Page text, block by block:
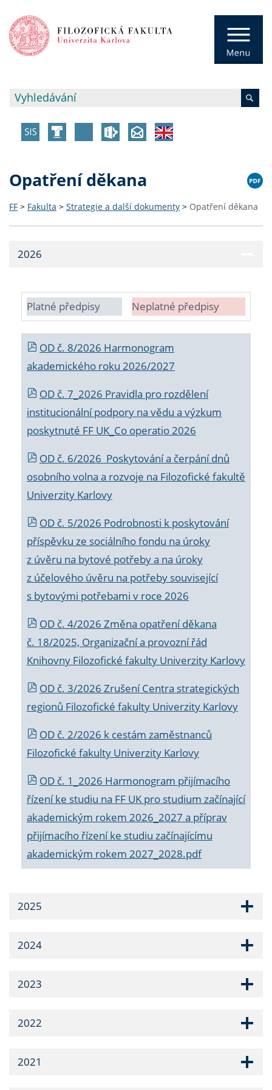
Opatření děkana
FF > Fakulta > Strategie a další dokumenty > Opatření děkana
2026
Platné předpisy Neplatné předpisy
OD č. 8/2026 Harmonogram
akademického roku 2026/2027
OD č. 7_2026 Pravidla pro rozdělení
institucionální podpory na vědu a výzkum
poskytnuté FF UK_Co operatio 2026
OD č. 6/2026 Poskytování a čerpání dnů
osobního volna a rozvoje na Filozofické fakultě
Univerzity Karlovy
OD č. 5/2026 Podrobnosti k poskytování
příspěvku ze sociálního fondu na úroky
z úvěru na bytové potřeby a na úroky
z účelového úvěru na potřeby související
s bytovými potřebami v roce 2026
OD č. 4/2026 Změna opatření děkana
č. 18/2025, Organizační a provozní řád
Knihovny Filozofické fakulty Univerzity Karlovy
OD č. 3/2026 Zrušení Centra strategických
regionů Filozofické fakulty Univerzity Karlovy
OD č. 2/2026 k cestám zaměstnanců
Filozofické fakulty Univerzity Karlovy
OD č. 1_2026 Harmonogram přijímacího
řízení ke studiu na FF UK pro studium začínající
akademickým rokem 2026_2027 a příprav
přijímacího řízení ke studiu začínajícímu
akademickým rokem 2027_2028.pdf
2025
2024
2023
2022
2021